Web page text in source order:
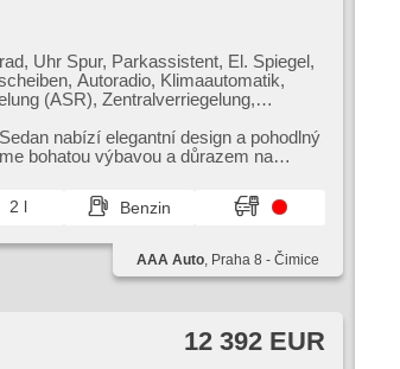
Uhr Spur, Parkassistent, El. Spiegel,
Autoradio, Klimaautomatik,
(ASR), Zentralverriegelung,
Nebelscheinwerfer, beheizte Sitze,
starten per Taste,
nabízí elegantní design a pohodlný
bohatou výbavou a důrazem na
2 l Benzin
AAA Auto, Praha 8 - Čimice
12 392 EUR